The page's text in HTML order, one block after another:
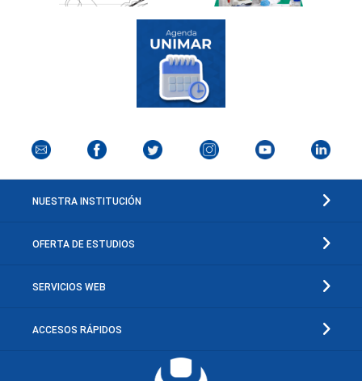
NUESTRA INSTITUCIÓN
OFERTA DE ESTUDIOS
SERVICIOS WEB
ACCESOS RÁPIDOS